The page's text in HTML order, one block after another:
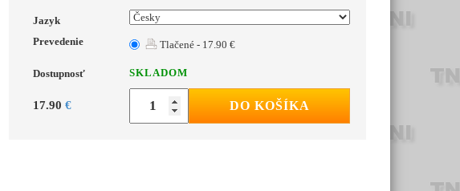
Jazyk
Prevedenie
Tlačené - 17.90 €
Dostupnosť SKLADOM
17.90 € DO KOŠÍKA